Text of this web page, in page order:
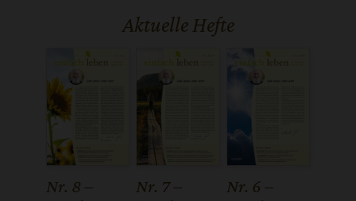
Aktuelle Hefte
Nr. 8 –
Nr. 7 –
Nr. 6 –